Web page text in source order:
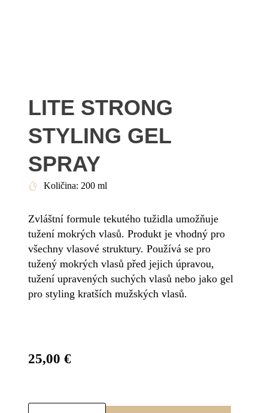
LITE STRONG
STYLING GEL
SPRAY
Količina: 200 ml
Zvláštní formule tekutého tužidla umožňuje
tužení mokrých vlasů. Produkt je vhodný pro
všechny vlasové struktury. Používá se pro
tužený mokrých vlasů před jejich úpravou,
tužení upravených suchých vlasů nebo jako gel
pro styling kratších mužských vlasů.
25,00 €